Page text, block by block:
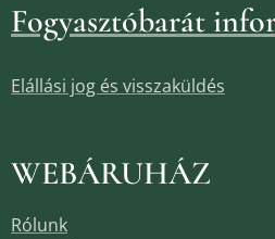
Fogyasztóbarát
Elállási jog és visszaküldés
WEBÁRUHÁZ
Rólunk